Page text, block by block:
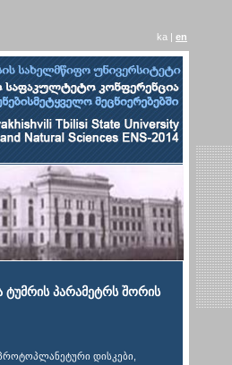
ka | en
ტუმრის პარამეტრს შორის
დისკები,